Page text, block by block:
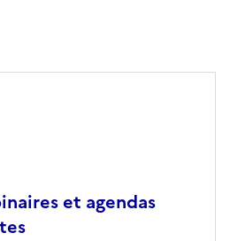
et agendas